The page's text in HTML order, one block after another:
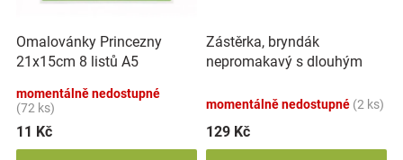
Omalovánky Princezny
21x15cm 8 listů A5
momentálně nedostupné
(72 ks)
11 Kč
Zástěrka, bryndák
nepromakavý s dlouhým
momentálně nedostupné (2 ks)
129 Kč